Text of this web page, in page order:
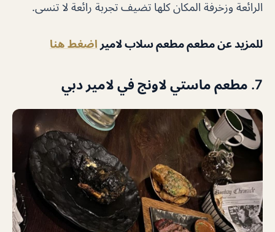
الرائعة وزخرفة المكان كلها تضيف تجربة رائعة لا تنسى.
للمزيد عن مطعم مطعم سلاب لامير اضغط هنا
7. مطعم ماستي لاونج في لامير دبي